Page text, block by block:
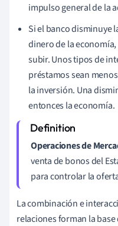
impulso general de la
Si el banco disminuye
dinero de la
subir. Unos tipos de
préstamos sean
la inversión. Una
entonces la economía.
Operaciones de
venta de bonos del
para controlar la
La combinación e
relaciones forman la